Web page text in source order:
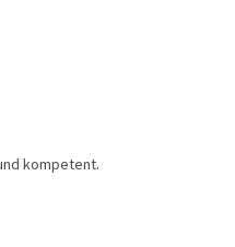
kompetent.